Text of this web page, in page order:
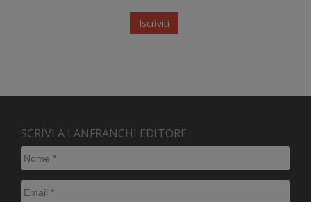
SCRIVI A LANFRANCHI EDITORE